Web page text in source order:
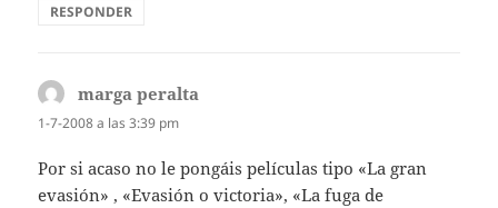
RESPONDER
marga peralta
1-7-2008 a las 3:39 pm
Por si acaso no le pongáis pelí­culas tipo «La gran
evasión» , «Evasión o victoria», «La fuga de